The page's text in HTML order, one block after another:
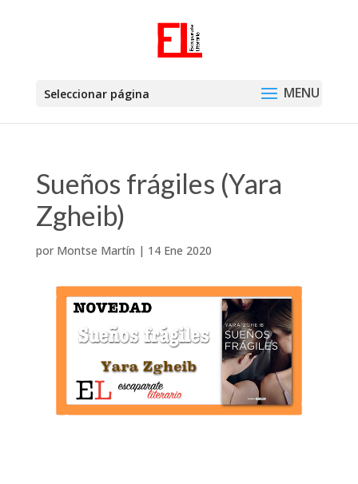
Seleccionar página
Sueños frágiles (Yara
Zgheib)
por Montse Martín | 14 Ene 2020